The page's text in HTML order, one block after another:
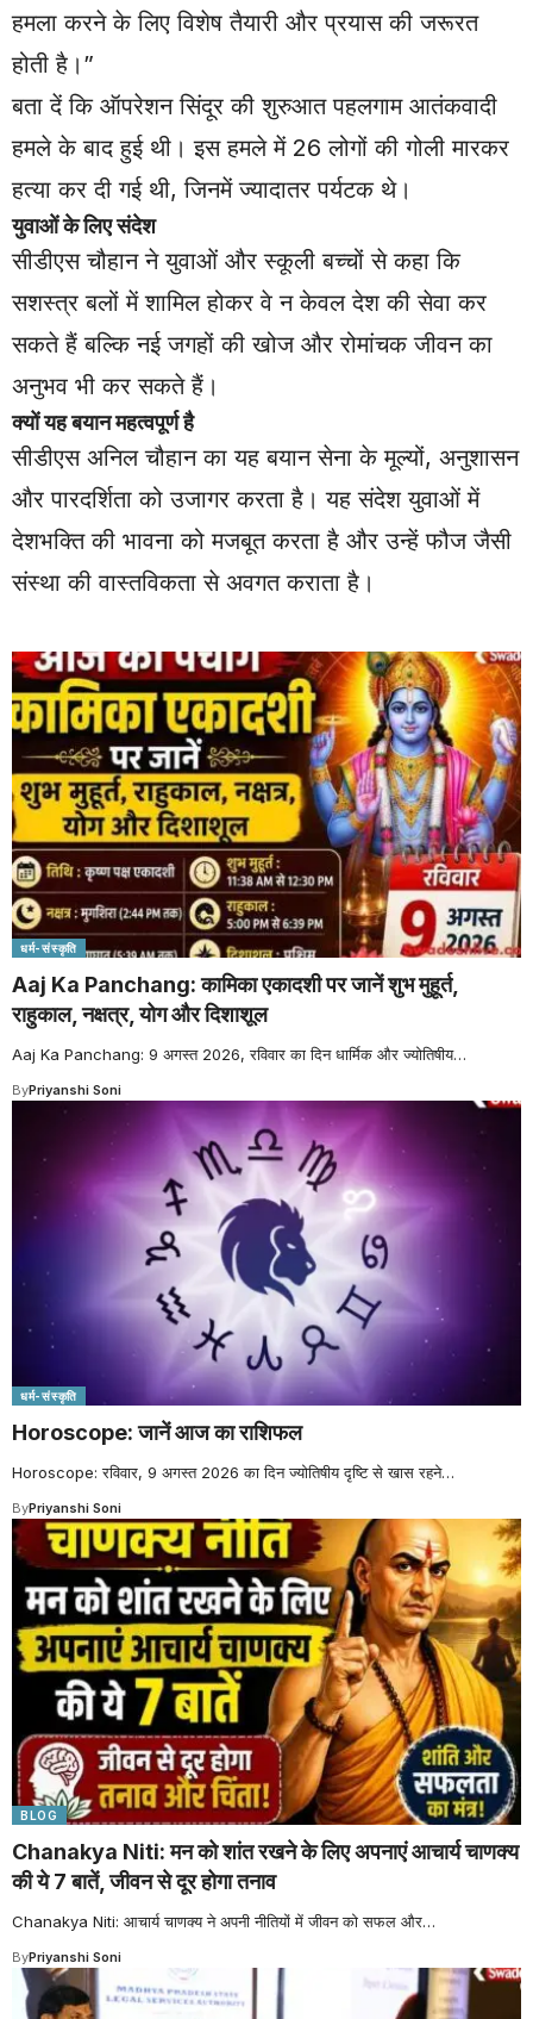
हमला करने के लिए विशेष तैयारी और प्रयास की जरूरत
होती है।”
बता दें कि ऑपरेशन सिंदूर की शुरुआत पहलगाम आतंकवादी
हमले के बाद हुई थी। इस हमले में 26 लोगों की गोली मारकर
हत्या कर दी गई थी, जिनमें ज्यादातर पर्यटक थे।
युवाओं के लिए संदेश
सीडीएस चौहान ने युवाओं और स्कूली बच्चों से कहा कि
सशस्त्र बलों में शामिल होकर वे न केवल देश की सेवा कर
सकते हैं बल्कि नई जगहों की खोज और रोमांचक जीवन का
अनुभव भी कर सकते हैं।
क्यों यह बयान महत्वपूर्ण है
सीडीएस अनिल चौहान का यह बयान सेना के मूल्यों, अनुशासन
और पारदर्शिता को उजागर करता है। यह संदेश युवाओं में
देशभक्ति की भावना को मजबूत करता है और उन्हें फौज जैसी
संस्था की वास्तविकता से अवगत कराता है।
धर्म-संस्कृति
Aaj Ka Panchang: कामिका एकादशी पर जानें शुभ मुहूर्त,
राहुकाल, नक्षत्र, योग और दिशाशूल
Aaj Ka Panchang: 9 अगस्त 2026, रविवार का दिन धार्मिक और ज्योतिषीय…
ByPriyanshi Soni
धर्म-संस्कृति
Horoscope: जानें आज का राशिफल
Horoscope: रविवार, 9 अगस्त 2026 का दिन ज्योतिषीय दृष्टि से खास रहने…
ByPriyanshi Soni
BLOG
Chanakya Niti: मन को शांत रखने के लिए अपनाएं आचार्य चाणक्य
की ये 7 बातें, जीवन से दूर होगा तनाव
Chanakya Niti: आचार्य चाणक्य ने अपनी नीतियों में जीवन को सफल और…
ByPriyanshi Soni